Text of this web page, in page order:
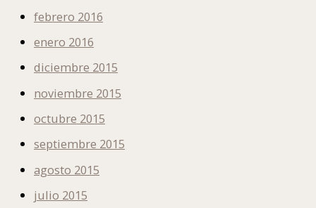
febrero 2016
enero 2016
diciembre 2015
noviembre 2015
octubre 2015
septiembre 2015
agosto 2015
julio 2015